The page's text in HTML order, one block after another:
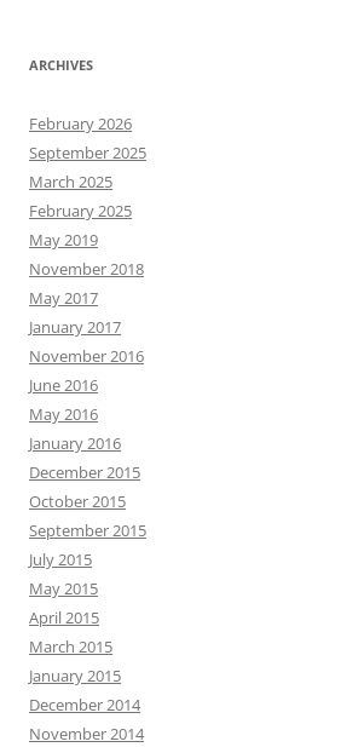
ARCHIVES
February 2026
September 2025
March 2025
February 2025
May 2019
November 2018
May 2017
January 2017
November 2016
June 2016
May 2016
January 2016
December 2015
October 2015
September 2015
July 2015
May 2015
April 2015
March 2015
January 2015
December 2014
November 2014